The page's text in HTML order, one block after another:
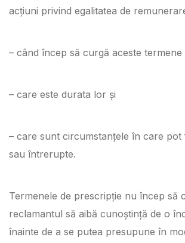
acțiuni privind egalitatea de
– când încep să curgă aceste termene
– care este durata lor și
– care sunt circumstanțele în care pot
sau întrerupte.
Termenele de prescripție nu încep să
reclamantul să aibă cunoștință de o
înainte de a se putea presupune în